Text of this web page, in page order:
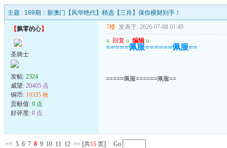
主题 : 189期：新澳门【风华绝代】精选【三肖】保你横财到手！
【飘零的心】
圣骑士
发帖: 2324
威望: 20405 点
铜币: 10335 枚
贡献值: 0 点
好评度: 0 点
7楼 发表于: 2026-07-08 01:49
u 回复 u 编辑 u
=====佩服======佩服==
=====佩服======佩服==
<< 5 6 7 8 9 10 11 12 >> [共15 页] Go